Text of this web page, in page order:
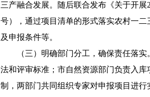
三产融合发展。随后联合发布 《关于开展
号）
，通过项目清单的形式落实农村一
及申报条件等。
（三）明确部门分工，确保责任落实
法和评审标准；市自然资源部门负责入库
制，两部门共同组织专家对申报项目进